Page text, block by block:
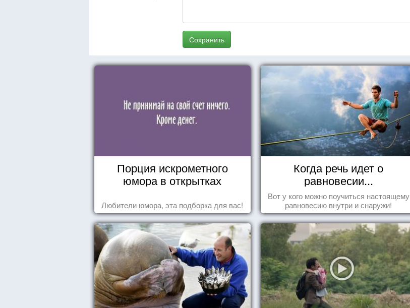
Сохранить
Порция искрометного
юмора в открытках
Любители юмора, эта подборка для вас!
Когда речь идет о
равновесии...
Вот у кого можно поучиться настоящему
равновесию внутри и снаружи!